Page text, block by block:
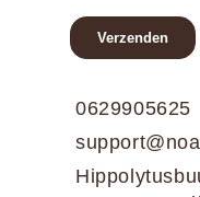
0629905625